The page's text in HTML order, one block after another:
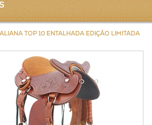
TOP 10 ENTALHADA EDIÇÃO LIMITADA